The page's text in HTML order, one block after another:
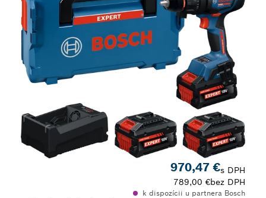
970,47 €s DPH
789,00 €bez DPH
k dispozícii u partnera Bosch